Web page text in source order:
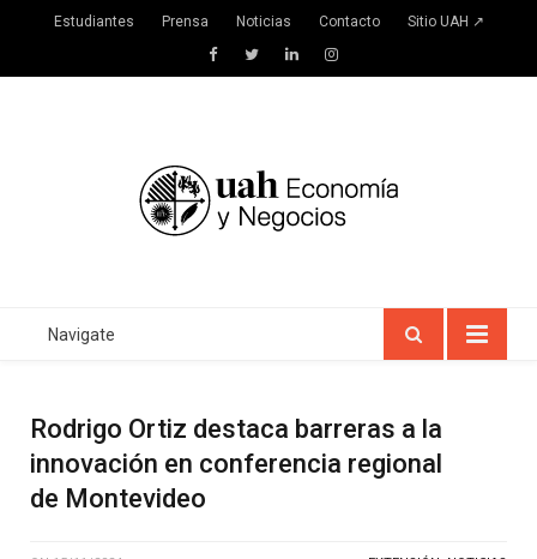
Estudiantes Prensa Noticias Contacto Sitio UAH ↗
FacebookTwitterLinkedInInstagram
Navigate
Rodrigo Ortiz destaca barreras a la
innovación en conferencia regional
de Montevideo